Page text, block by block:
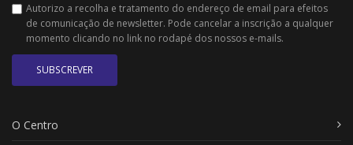
Autorizo a recolha e tratamento do endereço de email para efeitos
de comunicação de newsletter. Pode cancelar a inscrição a qualquer
momento clicando no link no rodapé dos nossos e-mails.
SUBSCREVER
O Centro